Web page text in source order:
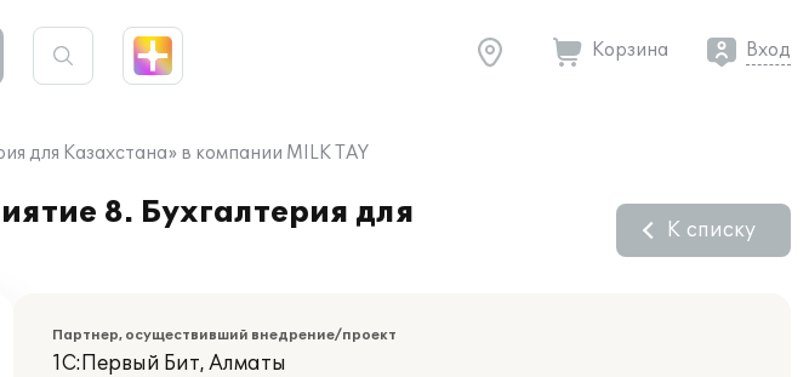
Корзина Вход
для Казахстана» в компании MILK TAY
8. Бухгалтерия для
К списку
Партнер, осуществивший внедрение/проект
1С:Первый Бит, Алматы